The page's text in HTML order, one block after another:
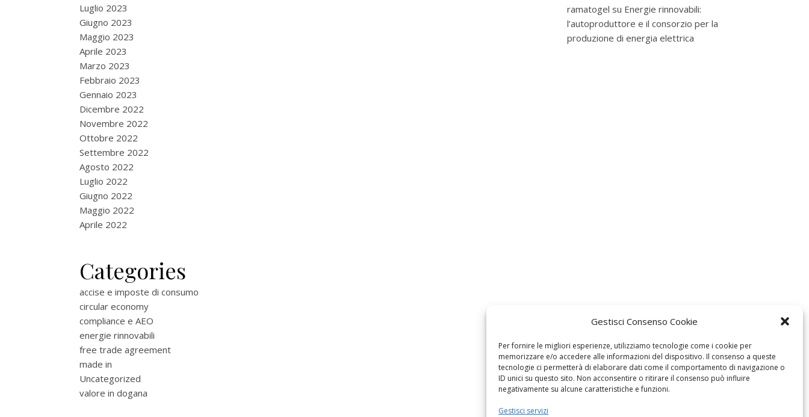
Gestisci Consenso Cookie
Per fornire le migliori esperienze, utilizziamo tecnologie come i cookie per
memorizzare e/o accedere alle informazioni del dispositivo. Il consenso a queste
tecnologie ci permetterà di elaborare dati come il comportamento di navigazione o
ID unici su questo sito. Non acconsentire o ritirare il consenso può influire
negativamente su alcune caratteristiche e funzioni.
Gestisci servizi
Luglio 2023
Giugno 2023
Maggio 2023
Aprile 2023
Marzo 2023
Febbraio 2023
Gennaio 2023
Dicembre 2022
Novembre 2022
Ottobre 2022
Settembre 2022
Agosto 2022
Luglio 2022
Giugno 2022
Maggio 2022
Aprile 2022
Categories
accise e imposte di consumo
circular economy
compliance e AEO
energie rinnovabili
free trade agreement
made in
Uncategorized
valore in dogana
ramatogel su Energie rinnovabili:
l’autoproduttore e il consorzio per la
produzione di energia elettrica